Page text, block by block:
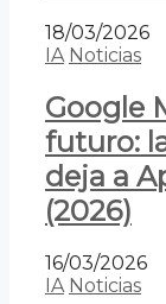
18/03/2026
IA Noticias
Google
futuro:
deja a
(2026)
16/03/2026
IA Noticias